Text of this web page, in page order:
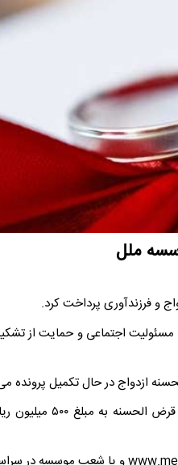
اجتماعی و حمایت از
موسسه اعتباری ملل افزون بر